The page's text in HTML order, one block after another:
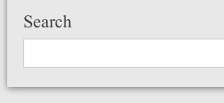
Search